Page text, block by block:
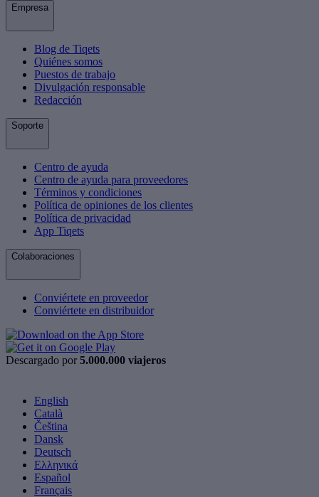
Empresa
Blog de Tiqets
Quiénes somos
Puestos de trabajo
Divulgación responsable
Redacción
Soporte
Centro de ayuda
Centro de ayuda para proveedores
Términos y condiciones
Política de opiniones de los clientes
Política de privacidad
App Tiqets
Colaboraciones
Conviértete en proveedor
Conviértete en distribuidor
Descargado por 5.000.000 viajeros
English
Català
Čeština
Dansk
Deutsch
Ελληνικά
Español
Français